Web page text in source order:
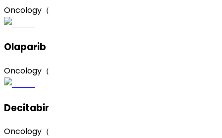
Oncology（肿瘤）
Olaparib (Form A)（奥拉帕利，A 晶型）
Oncology（肿瘤）
Decitabine（地西他滨）
Oncology（肿瘤）